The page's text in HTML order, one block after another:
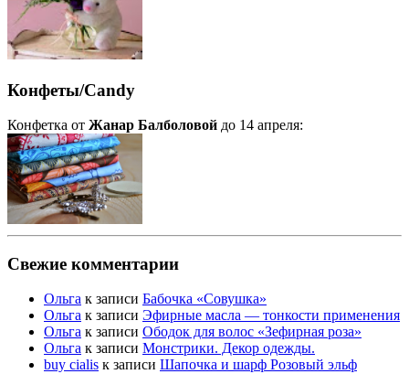
Конфеты/Candy
Конфетка от Жанар Балболовой до 14 апреля:
Свежие комментарии
Ольга к записи Бабочка «Совушка»
Ольга к записи Эфирные масла — тонкости применения
Ольга к записи Ободок для волос «Зефирная роза»
Ольга к записи Монстрики. Декор одежды.
buy cialis к записи Шапочка и шарф Розовый эльф